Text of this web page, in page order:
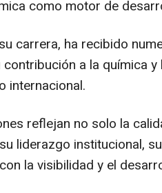
como motor de
carrera, ha recibido
contribución a la química
internacional.
reflejan no solo la
liderazgo institucional,
la visibilidad y el